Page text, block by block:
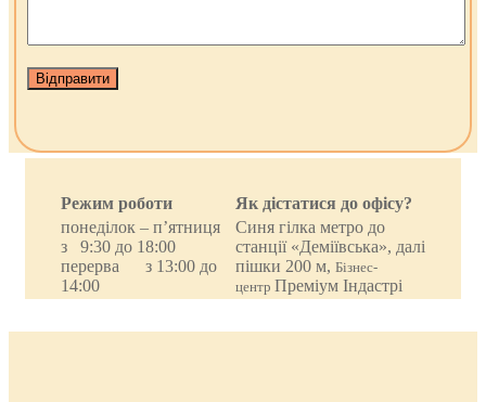
Режим роботи
Як дістатися до офісу?
понеділок – п’ятниця
з 9:30 до 18:00
перерва з 13:00 до
14:00
Синя гілка метро до
станції «Деміївська», далі
пішки 200 м, Бізнес-
центр Преміум Індастрі